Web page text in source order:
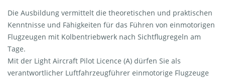
Die Ausbildung vermittelt die theoretischen und praktischen
Kenntnisse und Fähigkeiten für das Führen von einmotorigen
Flugzeugen mit Kolbentriebwerk nach Sichtflugregeln am
Tage.
Mit der Light Aircraft Pilot Licence (A) dürfen Sie als
verantwortlicher Luftfahrzeugführer einmotorige Flugzeuge